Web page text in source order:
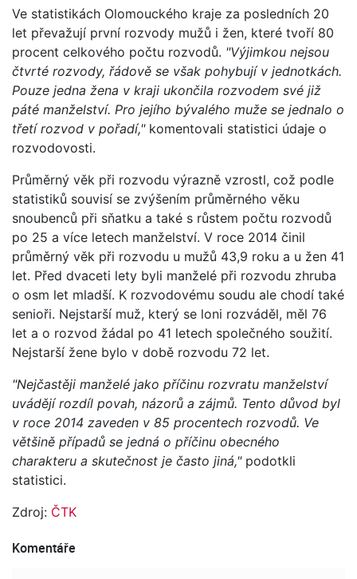
Ve statistikách Olomouckého kraje za posledních 20
let převažují první rozvody mužů i žen, které tvoří 80
procent celkového počtu rozvodů. "Výjimkou nejsou
čtvrté rozvody, řádově se však pohybují v jednotkách.
Pouze jedna žena v kraji ukončila rozvodem své již
páté manželství. Pro jejího bývalého muže se jednalo o
třetí rozvod v pořadí,"komentovali statistici údaje o
rozvodovosti.
Průměrný věk při rozvodu výrazně vzrostl, což podle
statistiků souvisí se zvýšením průměrného věku
snoubenců při sňatku a také s růstem počtu rozvodů
po 25 a více letech manželství. V roce 2014 činil
průměrný věk při rozvodu u mužů 43,9 roku a u žen 41
let. Před dvaceti lety byli manželé při rozvodu zhruba
o osm let mladší. K rozvodovému soudu ale chodí také
senioři. Nejstarší muž, který se loni rozváděl, měl 76
let a o rozvod žádal po 41 letech společného soužití.
Nejstarší žene bylo v době rozvodu 72 let.
"Nejčastěji manželé jako příčinu rozvratu manželství
uvádějí rozdíl povah, názorů a zájmů. Tento důvod byl
v roce 2014 zaveden v 85 procentech rozvodů. Ve
většině případů se jedná o příčinu obecného
charakteru a skutečnost je často jiná,"podotkli
statistici.
Zdroj: ČTK
Komentáře